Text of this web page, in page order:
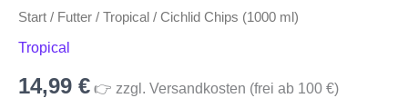
Start / Futter / Tropical / Cichlid Chips (1000 ml)
Tropical
14,99 € 👉 zzgl. Versandkosten (frei ab 100 €)
ml)